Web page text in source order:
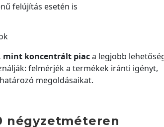
felújítás esetén is
mint koncentrált piaca legjobb
felmérjék a termékek iránti igényt,
megoldásaikat.
négyzetméteren